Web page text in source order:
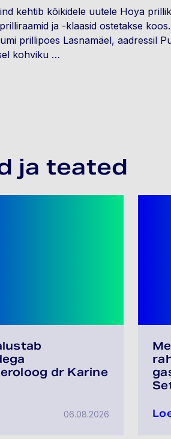
kehtib kõikidele uutele Hoya
ja -klaasid ostetakse
prillipoes Lasnamäel, aadressil
kohviku …
ja teated
dr Karine
06.08.2026